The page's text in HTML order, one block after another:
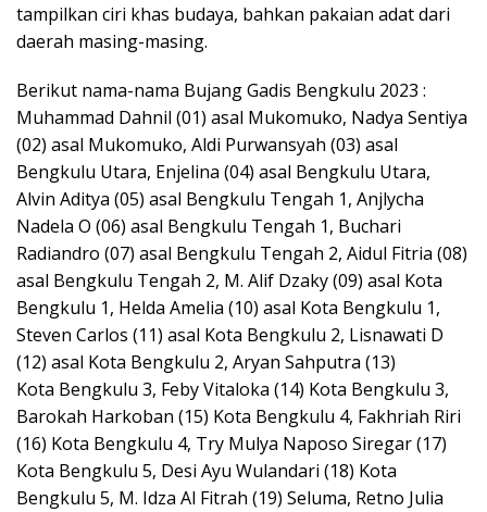
tampilkan ciri khas budaya, bahkan pakaian adat dari
daerah masing-masing.
Berikut nama-nama Bujang Gadis Bengkulu 2023 :
Muhammad Dahnil (01) asal Mukomuko, Nadya Sentiya
(02) asal Mukomuko, Aldi Purwansyah (03) asal
Bengkulu Utara, Enjelina (04) asal Bengkulu Utara,
Alvin Aditya (05) asal Bengkulu Tengah 1, Anjlycha
Nadela O (06) asal Bengkulu Tengah 1, Buchari
Radiandro (07) asal Bengkulu Tengah 2, Aidul Fitria (08)
asal Bengkulu Tengah 2, M. Alif Dzaky (09) asal Kota
Bengkulu 1, Helda Amelia (10) asal Kota Bengkulu 1,
Steven Carlos (11) asal Kota Bengkulu 2, Lisnawati D
(12) asal Kota Bengkulu 2, Aryan Sahputra (13)
Kota Bengkulu 3, Feby Vitaloka (14) Kota Bengkulu 3,
Barokah Harkoban (15) Kota Bengkulu 4, Fakhriah Riri
(16) Kota Bengkulu 4, Try Mulya Naposo Siregar (17)
Kota Bengkulu 5, Desi Ayu Wulandari (18) Kota
Bengkulu 5, M. Idza Al Fitrah (19) Seluma, Retno Julia